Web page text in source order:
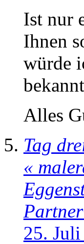
Ist nur
Ihnen
würde
Alles
Tag
«
25.